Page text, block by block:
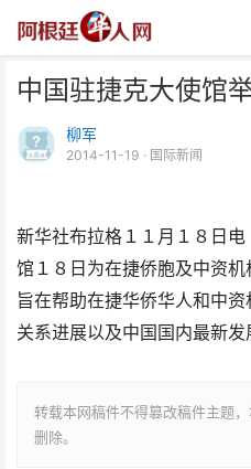
中国驻捷克大使馆
柳军
2014-11-19 · 国际新闻
新华社布拉格１１月１８日
馆１８日为在捷侨胞及中资机
旨在帮助在捷华侨华人和中
关系进展以及中国国内最新发
转载本网稿件不得篡改稿件主题
删除。
中国驻捷克大使馆举办